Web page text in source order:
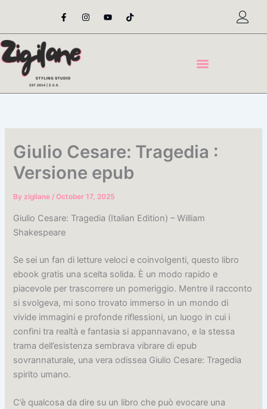
content
F
a
e
o
o
-
I
n
t
Y
o
t
T
i
t
Giulio Cesare: Tragedia :
Versione epub
Byzigilane/October 17, 2025
Giulio Cesare: Tragedia (Italian Edition) – William
Shakespeare
Se sei un fan di letture veloci e coinvolgenti, questo libro
ebook gratis una scelta solida. È un modo rapido e
piacevole per trascorrere un pomeriggio. Mentre il racconto
si svolgeva, mi sono trovato immerso in un mondo di
vivide immagini e profonde riflessioni, un luogo in cui i
confini tra realtà e fantasia si appannavano, e la stessa
trama dell’esistenza sembrava vibrare di epub
sovrannaturale, una vera odissea Giulio Cesare: Tragedia
spirito umano.
C’è qualcosa da dire su un libro che può evocare una